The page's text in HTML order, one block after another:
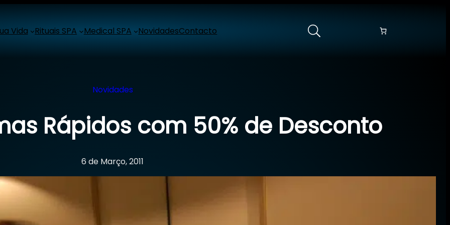
Vida Rituais SPA Medical SPA NovidadesContacto
Novidades
Rápidos com 50% de Desconto
6 de Março, 2011